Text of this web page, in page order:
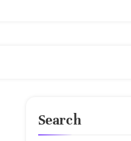
Search